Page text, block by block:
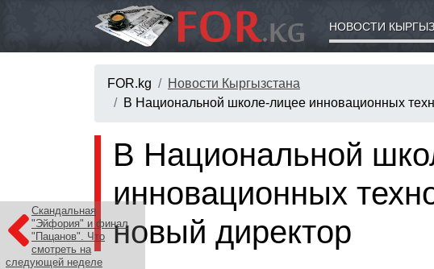
НОВОСТИ
FOR.kg
Новости Кыргызстана
В Национальной школе-лицее инновационных
Скандальная
"Эйфория" и финал
"Пацанов". Что
смотреть на
следующей неделе
В Национальной
инновационных
новый директор